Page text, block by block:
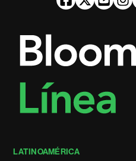
LATINOAMÉRICA